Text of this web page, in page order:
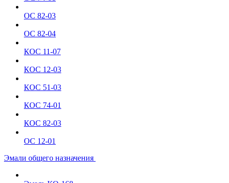
ОС 82-03
ОС 82-04
КОС 11-07
КОС 12-03
КОС 51-03
КОС 74-01
КОС 82-03
ОС 12-01
Эмали общего назначения